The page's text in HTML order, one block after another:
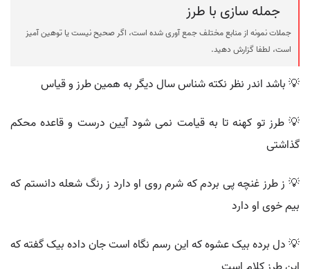
جمله سازی با طرز
جملات نمونه از منابع مختلف جمع آوری شده است، اگر صحیح نیست یا توهین آمیز
است، لطفا گزارش دهید.
💡 باشد اندر نظر نکته شناس سال دیگر به همین طرز و قیاس
💡 طرز تو کهنه تا به قیامت نمی شود آیین درست و قاعده محکم
گذاشتی
💡 ز طرز غنچه پی بردم که شرم روی او دارد ز رنگ شعله دانستم که
بیم خوی او دارد
💡 دل برده بیک عشوه که این رسم نگاه است جان داده بیک گفته که